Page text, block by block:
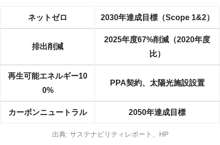
ネットゼロ 2030年達成目標（Scope 1&2）
排出削減
2025年度67%削減（2020年度
比）
再生可能エネルギー10
0%
PPA契約、太陽光施設設置
カーボンニュートラル 2050年達成目標
出典: サステナビリティレポート、HP